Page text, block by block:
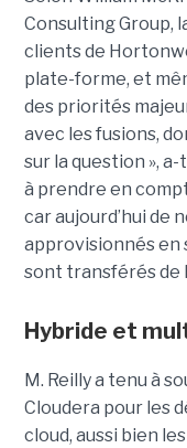
Consulting Group,
clients de
plate-forme, et
des priorités
avec les fusions,
sur la question »,
à prendre en
car aujourd’hui de
approvisionnés en
sont transférés de
Hybride et
M. Reilly a tenu à
Cloudera pour les
cloud, aussi bien